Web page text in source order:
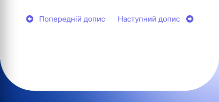
Попередній допис Наступний допис